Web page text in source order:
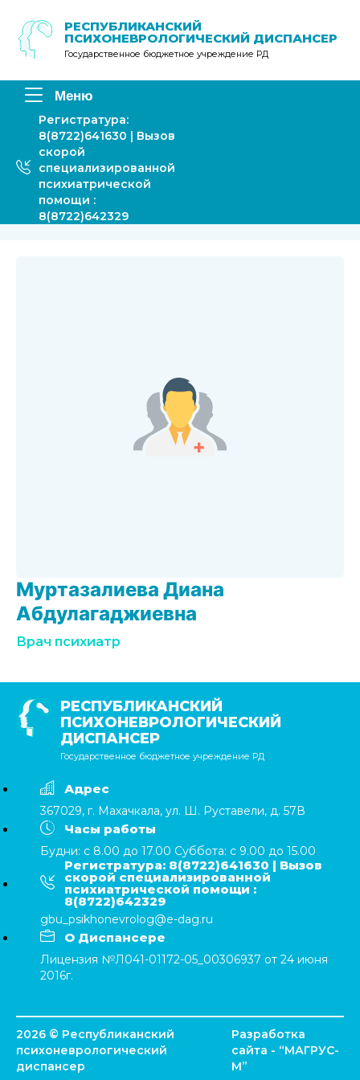
содержимому
РЕСПУБЛИКАНСКИЙ
ПСИХОНЕВРОЛОГИЧЕСКИЙ ДИСПАНСЕР
Государственное бюджетное учреждение РД
Меню
Регистратура:
8(8722)641630 | Вызов
скорой
специализированной
психиатрической
помощи :
8(8722)642329
Муртазалиева Диана
Абдулагаджиевна
Врач психиатр
РЕСПУБЛИКАНСКИЙ
ПСИХОНЕВРОЛОГИЧЕСКИЙ
ДИСПАНСЕР
Государственное бюджетное учреждение РД
Адрес
367029, г. Махачкала, ул. Ш. Руставели, д. 57В
Часы работы
Будни: с 8.00 до 17.00 Суббота: с 9.00 до 15.00
Регистратура: 8(8722)641630 | Вызов
скорой специализированной
психиатрической помощи :
8(8722)642329
gbu_psikhonevrolog@e-dag.ru
О Диспансере
Лицензия №Л041-01172-05_00306937 от 24 июня
2016г.
2026 © Республиканский
психоневрологический
диспансер
Разработка
сайта - “МАГРУС-
М”